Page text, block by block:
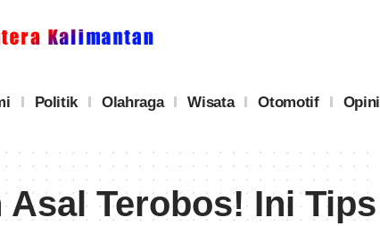
Politik Olahraga Wisata Otomotif Opini
Terobos! Ini Tips